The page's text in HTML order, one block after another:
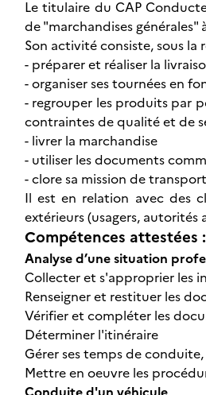
Le titulaire du CAP
de "marchandises générales"
Son activité consiste, sous la
- préparer et réaliser la
- organiser ses tournées en
- regrouper les produits par
contraintes de qualité et de
- livrer la marchandise
- utiliser les documents
- clore sa mission de transport
Il est en relation avec des
extérieurs (usagers, autorités
Compétences attestées :
Analyse d’une situation
Collecter et s'approprier les
Renseigner et restituer les
Vérifier et compléter les
Déterminer l'itinéraire
Gérer ses temps de
Mettre en oeuvre les